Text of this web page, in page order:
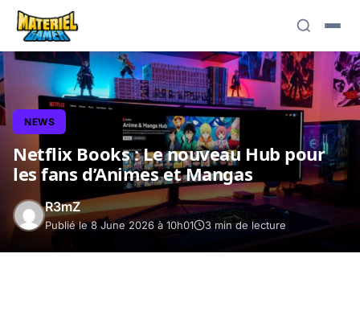
NEWS
Netflix Books : Le nouveau Hub pour
les fans d’Animes et Mangas
R3mZ
Publié le 8 June 2026 à 10h01 3 min de lecture